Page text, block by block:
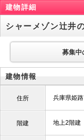
建物詳細
シャーメゾン辻井
募集中
建物情報
住所 兵庫県姫
階建 地上2階建